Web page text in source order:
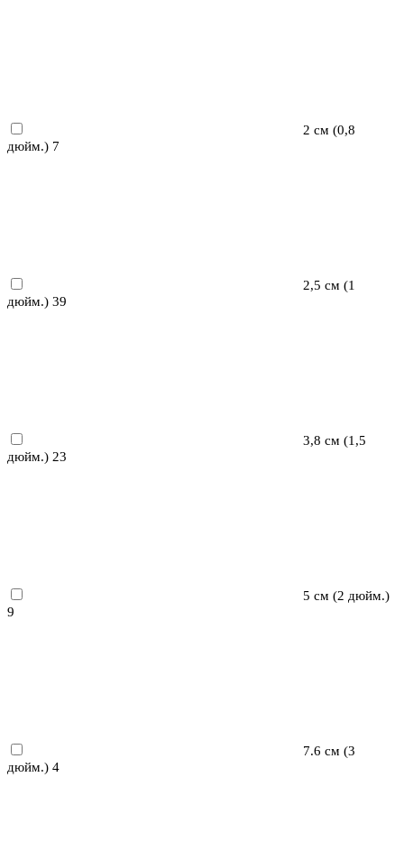
2 см (0,8
дюйм.) 7
2,5 см (1
дюйм.) 39
3,8 см (1,5
дюйм.) 23
5 см (2 дюйм.)
9
7.6 см (3
дюйм.) 4